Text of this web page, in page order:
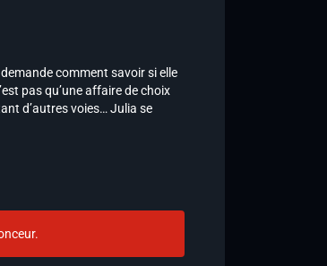
comment savoir si elle
pas qu’une affaire de choix
d’autres voies… Julia se